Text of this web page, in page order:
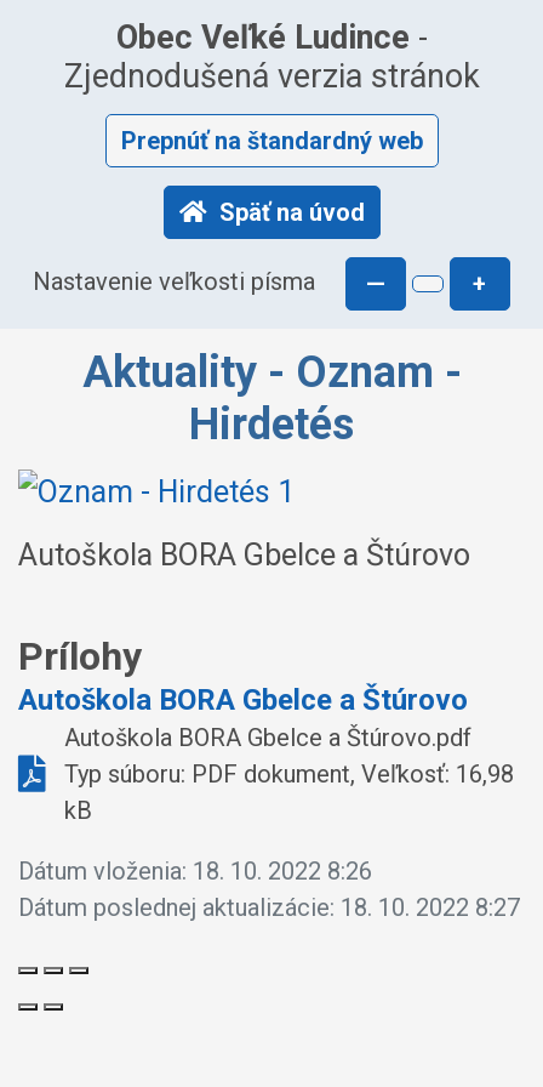
Obec Veľké Ludince -
Zjednodušená verzia stránok
Prepnúť na štandardný web
Späť na úvod
Nastavenie veľkosti písma — +
Aktuality - Oznam -
Hirdetés
Autoškola BORA Gbelce a Štúrovo
Prílohy
Autoškola BORA Gbelce a Štúrovo
Autoškola BORA Gbelce a Štúrovo.pdf
Typ súboru: PDF dokument, Veľkosť: 16,98
kB
Dátum vloženia: 18. 10. 2022 8:26
Dátum poslednej aktualizácie: 18. 10. 2022 8:27